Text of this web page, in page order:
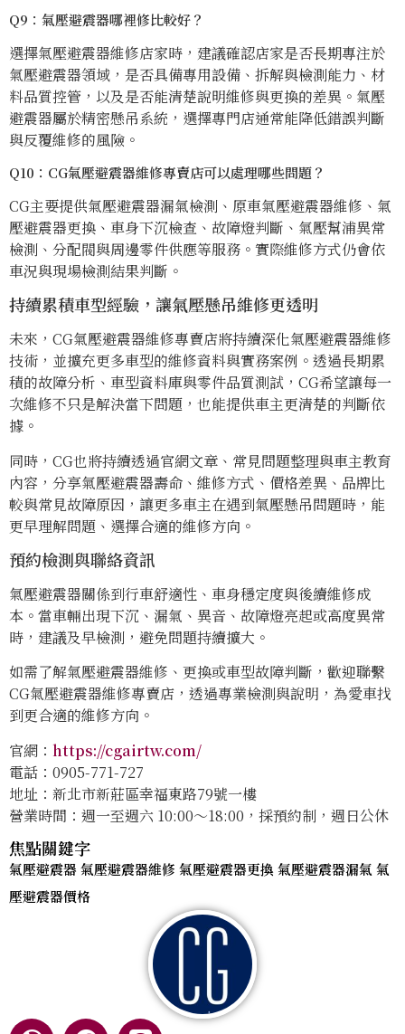
Q9：氣壓避震器哪裡修比較好？
選擇氣壓避震器維修店家時，建議確認店家是否長期專注於
氣壓避震器領域，是否具備專用設備、拆解與檢測能力、材
料品質控管，以及是否能清楚說明維修與更換的差異。氣壓
避震器屬於精密懸吊系統，選擇專門店通常能降低錯誤判斷
與反覆維修的風險。
Q10：CG氣壓避震器維修專賣店可以處理哪些問題？
CG主要提供氣壓避震器漏氣檢測、原車氣壓避震器維修、氣
壓避震器更換、車身下沉檢查、故障燈判斷、氣壓幫浦異常
檢測、分配閥與周邊零件供應等服務。實際維修方式仍會依
車況與現場檢測結果判斷。
持續累積車型經驗，讓氣壓懸吊維修更透明
未來，CG氣壓避震器維修專賣店將持續深化氣壓避震器維修
技術，並擴充更多車型的維修資料與實務案例。透過長期累
積的故障分析、車型資料庫與零件品質測試，CG希望讓每一
次維修不只是解決當下問題，也能提供車主更清楚的判斷依
據。
同時，CG也將持續透過官網文章、常見問題整理與車主教育
內容，分享氣壓避震器壽命、維修方式、價格差異、品牌比
較與常見故障原因，讓更多車主在遇到氣壓懸吊問題時，能
更早理解問題、選擇合適的維修方向。
預約檢測與聯絡資訊
氣壓避震器關係到行車舒適性、車身穩定度與後續維修成
本。當車輛出現下沉、漏氣、異音、故障燈亮起或高度異常
時，建議及早檢測，避免問題持續擴大。
如需了解氣壓避震器維修、更換或車型故障判斷，歡迎聯繫
CG氣壓避震器維修專賣店，透過專業檢測與說明，為愛車找
到更合適的維修方向。
官網： https://cgairtw.com/
電話：0905-771-727
地址：新北市新莊區幸福東路79號一樓
營業時間：週一至週六 10:00～18:00，採預約制，週日公休
焦點關鍵字
氣壓避震器 氣壓避震器維修 氣壓避震器更換 氣壓避震器漏氣 氣
壓避震器價格